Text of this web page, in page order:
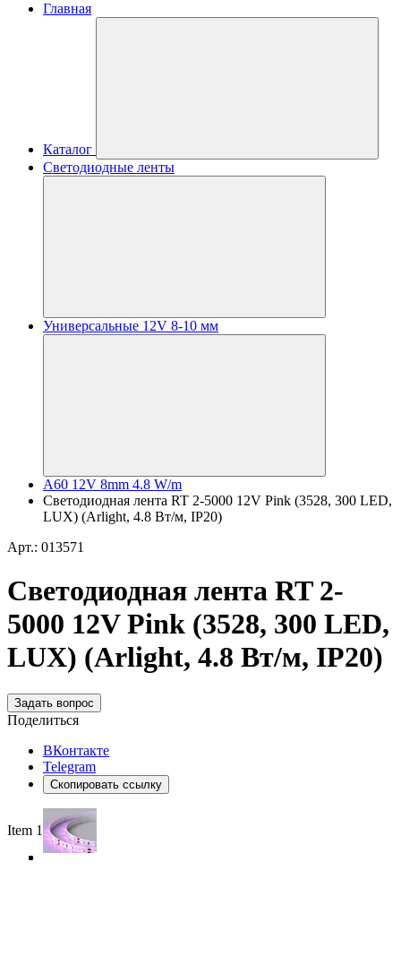
Главная
Каталог
Светодиодные ленты
Универсальные 12V 8-10 мм
A60 12V 8mm 4.8 W/m
Светодиодная лента RT 2-5000 12V Pink (3528, 300 LED,
LUX) (Arlight, 4.8 Вт/м, IP20)
Арт.: 013571
Светодиодная лента RT 2-
5000 12V Pink (3528, 300 LED,
LUX) (Arlight, 4.8 Вт/м, IP20)
Задать вопрос
Поделиться
ВКонтакте
Telegram
Скопировать ссылку
Item 1 of 4